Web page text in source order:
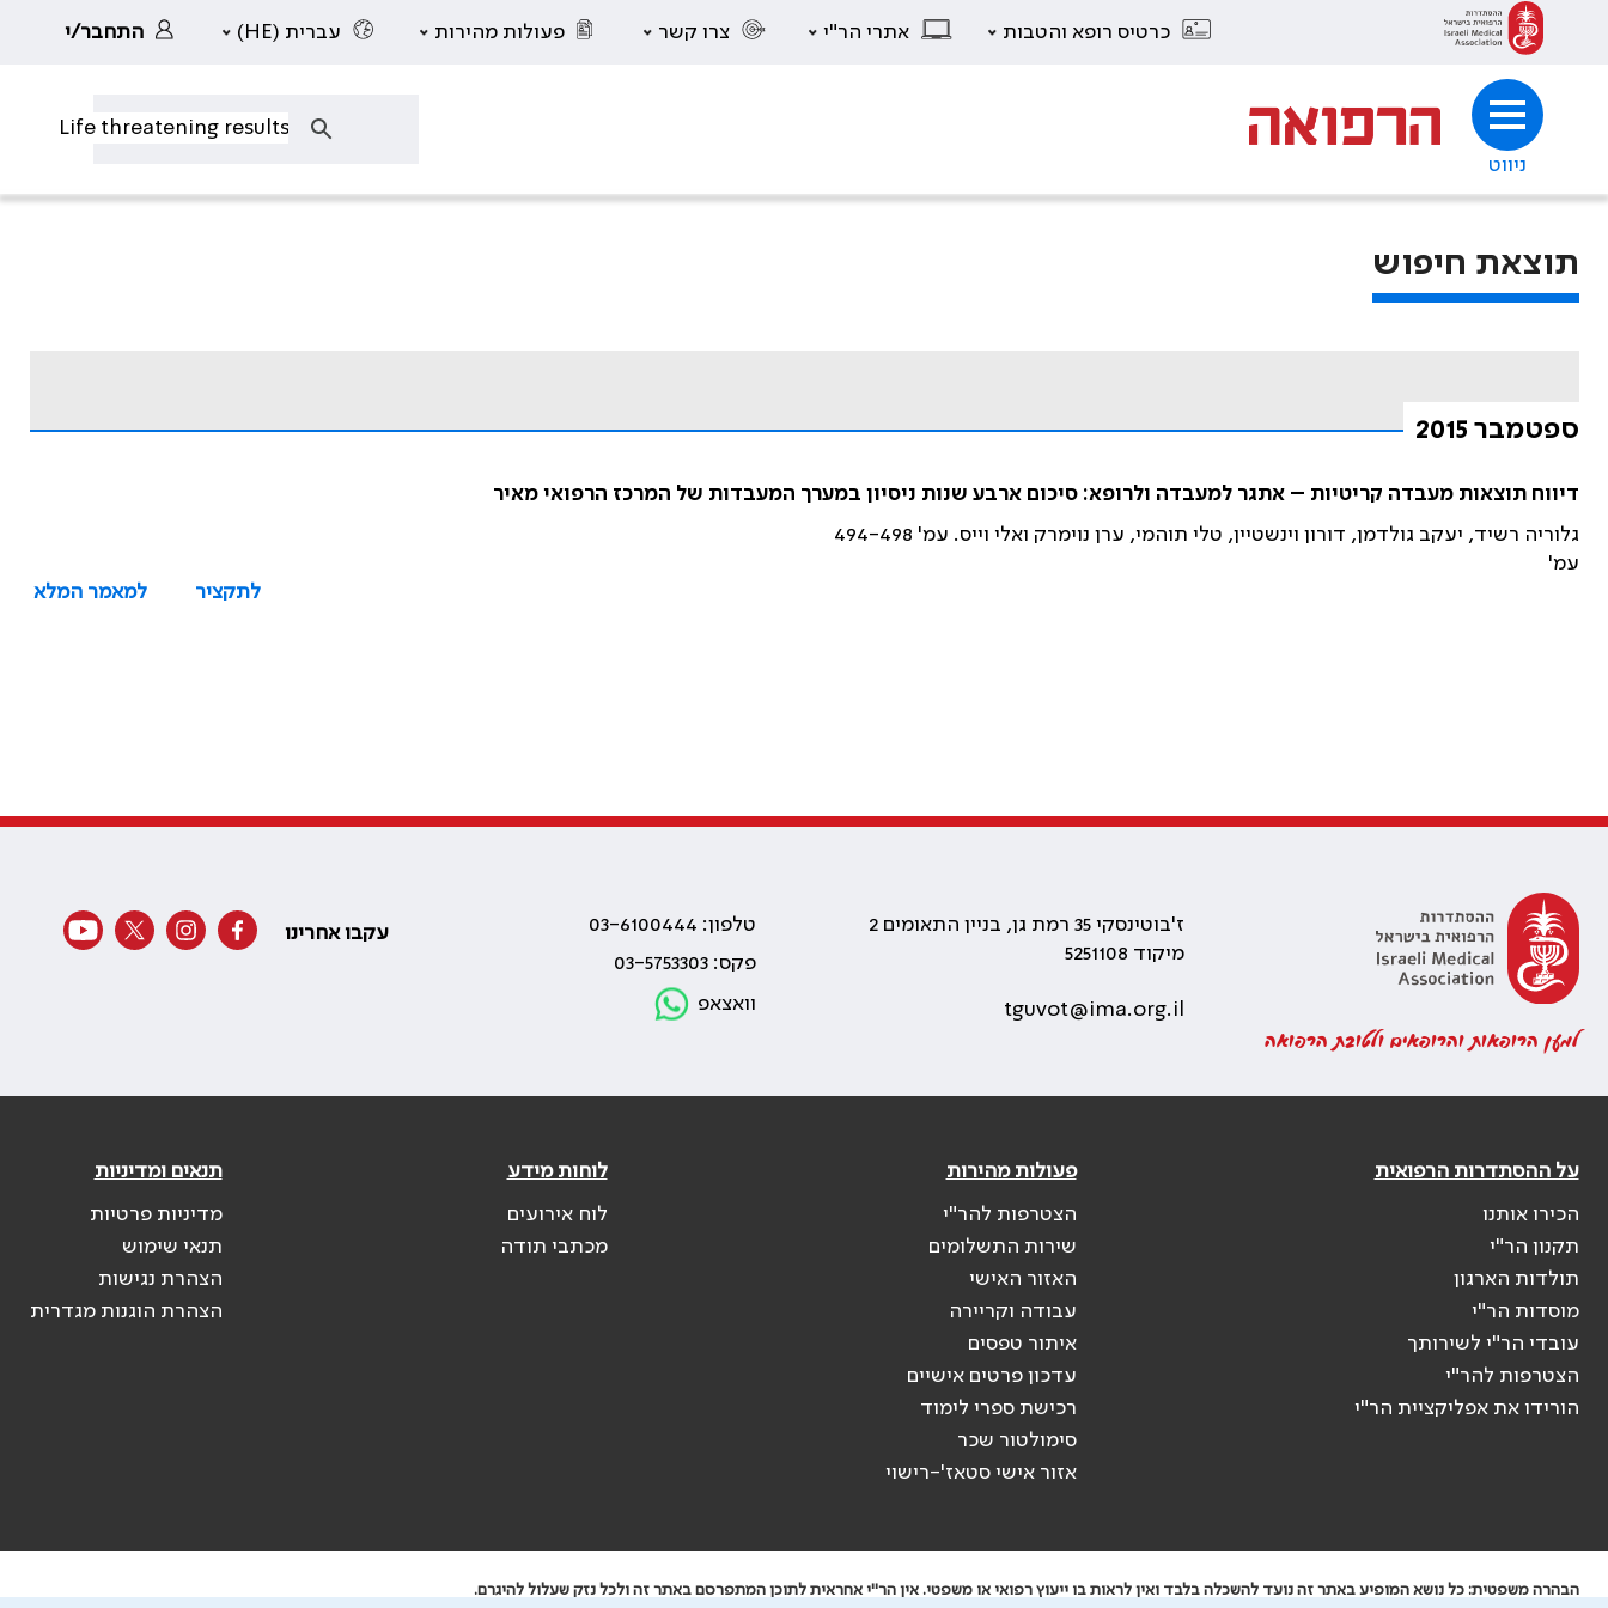
כרטיס רופא והטבות אתרי הר"י צרו קשר פעולות מהירות עברית (HE) התחבר/י
ניווט
תוצאת חיפוש
ספטמבר 2015
דיווח תוצאות מעבדה קריטיות – אתגר למעבדה ולרופא: סיכום ארבע שנות ניסיון במערך המעבדות של המרכז הרפואי מאיר
גלוריה רשיד, יעקב גולדמן, דורון וינשטיין, טלי תוהמי, ערן נוימרק ואלי וייס. עמ' 494-498
עמ'
לתקציר
למאמר המלא
למען הרופאות והרופאים ולטובת הרפואה
ז'בוטינסקי 35 רמת גן, בניין התאומים 2
מיקוד 5251108
tguvot@ima.org.il
טלפון: 03-6100444
פקס: 03-5753303
וואצאפ
עקבו אחרינו
על ההסתדרות הרפואית
הכירו אותנו
תקנון הר"י
תולדות הארגון
מוסדות הר"י
עובדי הר"י לשירותך
הצטרפות להר"י
הורידו את אפליקציית הר"י
פעולות מהירות
הצטרפות להר"י
שירות התשלומים
האזור האישי
עבודה וקריירה
איתור טפסים
עדכון פרטים אישיים
רכישת ספרי לימוד
סימולטור שכר
אזור אישי סטאז'-רישוי
לוחות מידע
לוח אירועים
מכתבי תודה
תנאים ומדיניות
מדיניות פרטיות
תנאי שימוש
הצהרת נגישות
הצהרת הוגנות מגדרית
הבהרה משפטית: כל נושא המופיע באתר זה נועד להשכלה בלבד ואין לראות בו ייעוץ רפואי או משפטי. אין הר"י אחראית לתוכן המתפרסם באתר זה ולכל נזק שעלול להיגרם.